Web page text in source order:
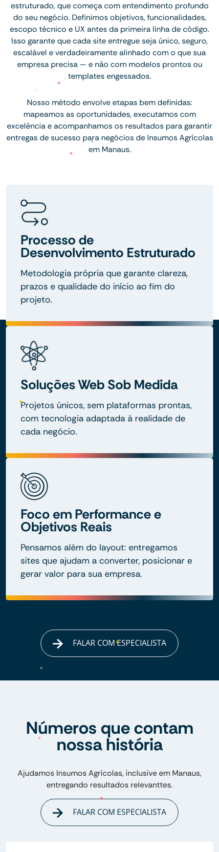
estruturado, que começa com entendimento profundo
do seu negócio. Definimos objetivos, funcionalidades,
escopo técnico e UX antes da primeira linha de código.
Isso garante que cada site entregue seja único, seguro,
escalável e verdadeiramente alinhado com o que sua
empresa precisa — e não com modelos prontos ou
templates engessados.
Nosso método envolve etapas bem definidas:
mapeamos as oportunidades, executamos com
excelência e acompanhamos os resultados para garantir
entregas de sucesso para negócios de Insumos Agrícolas
em Manaus.
Processo de
Desenvolvimento Estruturado
Metodologia própria que garante clareza,
prazos e qualidade do início ao fim do
projeto.
Soluções Web Sob Medida
Projetos únicos, sem plataformas prontas,
com tecnologia adaptada à realidade de
cada negócio.
Foco em Performance e
Objetivos Reais
Pensamos além do layout: entregamos
sites que ajudam a converter, posicionar e
gerar valor para sua empresa.
FALAR COM ESPECIALISTA
Números que contam
nossa história
Ajudamos Insumos Agrícolas, inclusive em Manaus,
entregando resultados relevanttes.
FALAR COM ESPECIALISTA